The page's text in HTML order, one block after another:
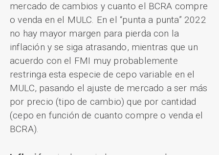
mercado de cambios y cuanto el BCRA compre
o venda en el MULC. En el “punta a punta” 2022
no hay mayor margen para pierda con la
inflación y se siga atrasando, mientras que un
acuerdo con el FMI muy probablemente
restringa esta especie de cepo variable en el
MULC, pasando el ajuste de mercado a ser más
por precio (tipo de cambio) que por cantidad
(cepo en función de cuanto compre o venda el
BCRA).